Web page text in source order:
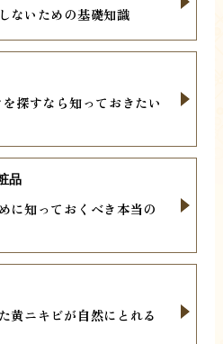
ないための基礎知識
探すなら知っておきたい
に知っておくべき本当の
品
黄ニキビが自然にとれる